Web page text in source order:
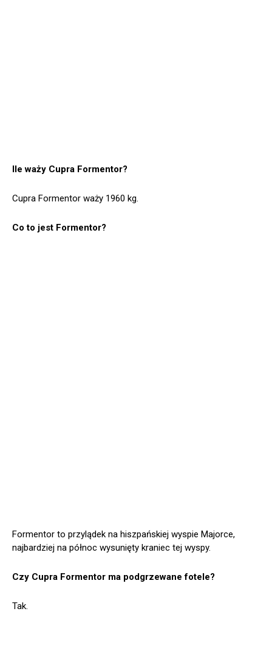
Ile waży Cupra Formentor?
Cupra Formentor waży 1960 kg.
Co to jest Formentor?
Formentor to przylądek na hiszpańskiej wyspie Majorce,
najbardziej na północ wysunięty kraniec tej wyspy.
Czy Cupra Formentor ma podgrzewane fotele?
Tak.